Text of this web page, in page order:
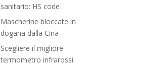
sanitario: HS code
Mascherine bloccate in
dogana dalla Cina
Scegliere il migliore
termometro infrarossi